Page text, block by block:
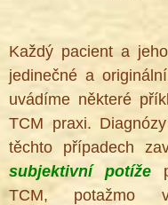
Každý pacient a
jedinečné a
uvádíme některé
TCM praxi.
těchto případech
subjektivní potíže
TCM, potažmo